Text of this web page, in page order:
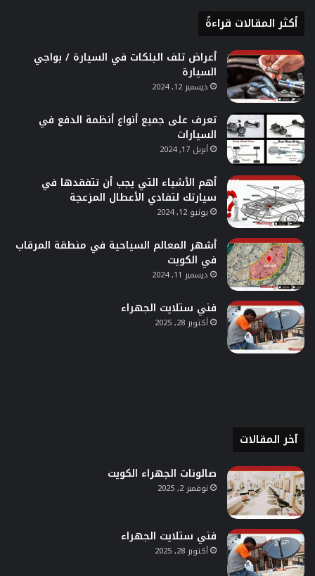
أكثر المقالات قراءةً
أعراض تلف البلكات في السيارة / بواجي
السيارة
ديسمبر 12, 2024
تعرف على جميع أنواع أنظمة الدفع في
السيارات
أبريل 17, 2024
أهم الأشياء التي يجب أن تتفقدها في
سيارتك لتفادي الأعطال المزعجة
يونيو 12, 2024
أشهر المعالم السياحية في منطقة المرقاب
في الكويت
ديسمبر 11, 2024
فني ستلايت الجهراء
أكتوبر 28, 2025
آخر المقالات
صالونات الجهراء الكويت
نوفمبر 2, 2025
فني ستلايت الجهراء
أكتوبر 28, 2025